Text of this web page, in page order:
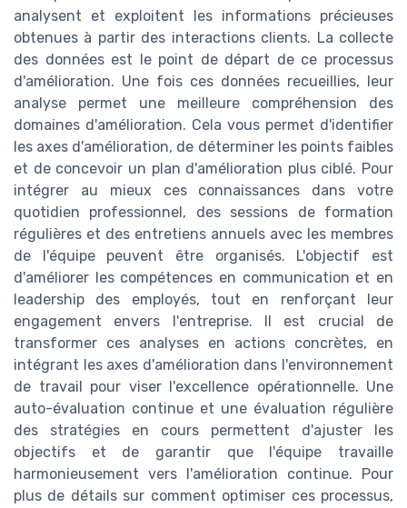
analysent et exploitent les informations précieuses
obtenues à partir des interactions clients. La collecte
des données est le point de départ de ce processus
d'amélioration. Une fois ces données recueillies, leur
analyse permet une meilleure compréhension des
domaines d'amélioration. Cela vous permet d'identifier
les axes d'amélioration, de déterminer les points faibles
et de concevoir un plan d'amélioration plus ciblé. Pour
intégrer au mieux ces connaissances dans votre
quotidien professionnel, des sessions de formation
régulières et des entretiens annuels avec les membres
de l'équipe peuvent être organisés. L'objectif est
d'améliorer les compétences en communication et en
leadership des employés, tout en renforçant leur
engagement envers l'entreprise. Il est crucial de
transformer ces analyses en actions concrètes, en
intégrant les axes d'amélioration dans l'environnement
de travail pour viser l'excellence opérationnelle. Une
auto-évaluation continue et une évaluation régulière
des stratégies en cours permettent d'ajuster les
objectifs et de garantir que l'équipe travaille
harmonieusement vers l'amélioration continue. Pour
plus de détails sur comment optimiser ces processus,